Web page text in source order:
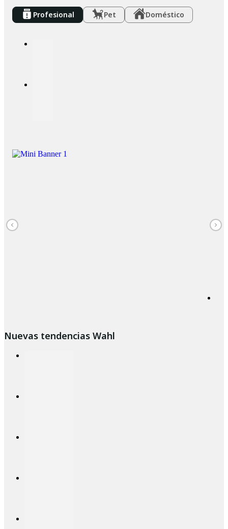
Profesional Pet Doméstico
Nuevas tendencias Wahl